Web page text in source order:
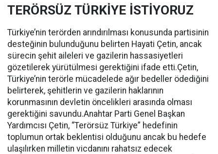
TERÖRSÜZ TÜRKİYE İSTİYORUZ
Türkiye’nin terörden arındırılması konusunda partisinin
desteğinin bulunduğunu belirten Hayati Çetin, ancak
sürecin şehit aileleri ve gazilerin hassasiyetleri
gözetilerek yürütülmesi gerektiğini ifade etti.Çetin,
Türkiye’nin terörle mücadelede ağır bedeller ödediğini
belirterek, şehitlerin ve gazilerin haklarının
korunmasının devletin öncelikleri arasında olması
gerektiğini savundu.Anahtar Parti Genel Başkan
Yardımcısı Çetin, “Terörsüz Türkiye” hedefinin
toplumun ortak beklentisi olduğunu ancak bu hedefe
ulaşılırken milletin vicdanını rahatsız edecek